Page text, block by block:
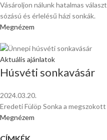
Vásároljon nálunk hatalmas
sózású és érlelésű házi sonkák.
Megnézem
Aktuális ajánlatok
Húsvéti sonkavásár
2024.03.20.
Eredeti Fülöp Sonka a
Megnézem